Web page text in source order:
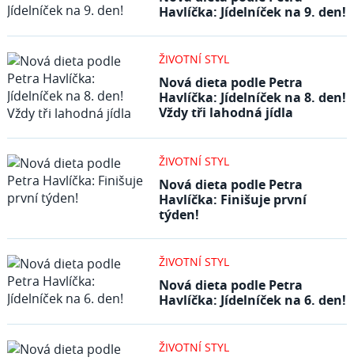
Havlíčka: Jídelníček na 9. den!
ŽIVOTNÍ STYL
Nová dieta podle Petra
Havlíčka: Jídelníček na 8. den!
Vždy tři lahodná jídla
ŽIVOTNÍ STYL
Nová dieta podle Petra
Havlíčka: Finišuje první
týden!
ŽIVOTNÍ STYL
Nová dieta podle Petra
Havlíčka: Jídelníček na 6. den!
ŽIVOTNÍ STYL